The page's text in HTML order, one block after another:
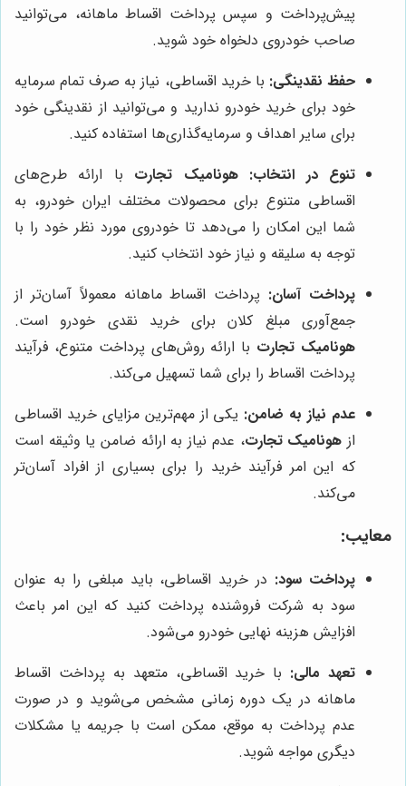
پیش‌پرداخت و سپس پرداخت اقساط ماهانه، می‌توانید
صاحب خودروی دلخواه خود شوید.
حفظ نقدینگی: با خرید اقساطی، نیاز به صرف تمام سرمایه
خود برای خرید خودرو ندارید و می‌توانید از نقدینگی خود
برای سایر اهداف و سرمایه‌گذاری‌ها استفاده کنید.
تنوع در انتخاب: هونامیک تجارت با ارائه طرح‌های
اقساطی متنوع برای محصولات مختلف ایران خودرو، به
شما این امکان را می‌دهد تا خودروی مورد نظر خود را با
توجه به سلیقه و نیاز خود انتخاب کنید.
پرداخت آسان: پرداخت اقساط ماهانه معمولاً آسان‌تر از
جمع‌آوری مبلغ کلان برای خرید نقدی خودرو است.
هونامیک تجارت با ارائه روش‌های پرداخت متنوع، فرآیند
پرداخت اقساط را برای شما تسهیل می‌کند.
عدم نیاز به ضامن: یکی از مهم‌ترین مزایای خرید اقساطی
از هونامیک تجارت، عدم نیاز به ارائه ضامن یا وثیقه است
که این امر فرآیند خرید را برای بسیاری از افراد آسان‌تر
می‌کند.
معایب:
پرداخت سود: در خرید اقساطی، باید مبلغی را به عنوان
سود به شرکت فروشنده پرداخت کنید که این امر باعث
افزایش هزینه نهایی خودرو می‌شود.
تعهد مالی: با خرید اقساطی، متعهد به پرداخت اقساط
ماهانه در یک دوره زمانی مشخص می‌شوید و در صورت
عدم پرداخت به موقع، ممکن است با جریمه یا مشکلات
دیگری مواجه شوید.